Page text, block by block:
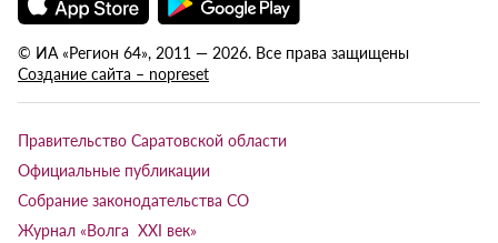
© ИА «Регион 64», 2011 — 2026. Все права защищены
Создание сайта – nopreset
Правительство Саратовской области
Официальные публикации
Собрание законодательства СО
Журнал «Волга XXI век»